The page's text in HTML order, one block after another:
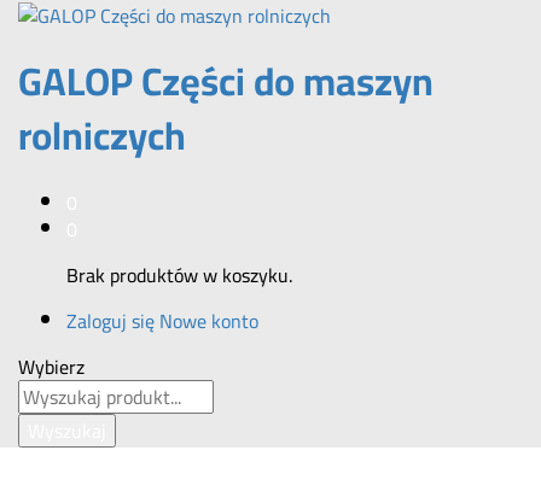
GALOP Części do maszyn
rolniczych
Brak produktów w koszyku.
Zaloguj sięNowe konto
Wybierz